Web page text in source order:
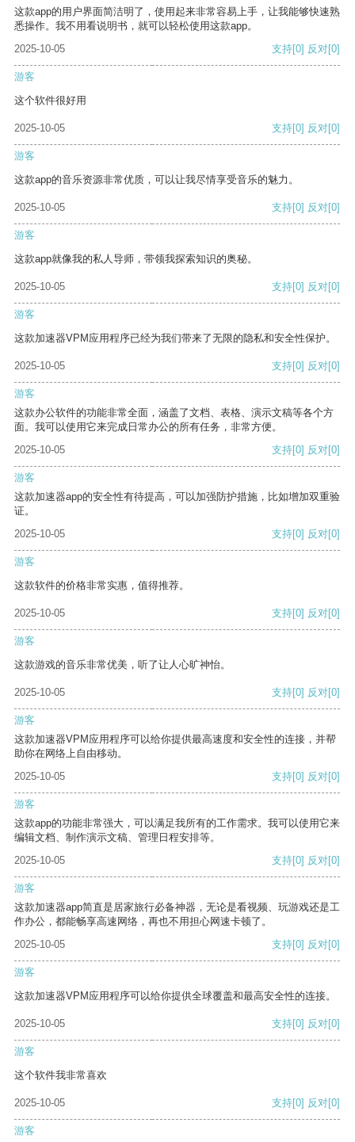
这款app的用户界面简洁明了，使用起来非常容易上手，让我能够快速熟
悉操作。我不用看说明书，就可以轻松使用这款app。
2025-10-05
支持[0] 反对[0]
游客
这个软件很好用
2025-10-05 支持[0] 反对[0]
游客
这款app的音乐资源非常优质，可以让我尽情享受音乐的魅力。
2025-10-05 支持[0] 反对[0]
游客
这款app就像我的私人导师，带领我探索知识的奥秘。
2025-10-05 支持[0] 反对[0]
游客
这款加速器VPM应用程序已经为我们带来了无限的隐私和安全性保护。
2025-10-05 支持[0] 反对[0]
游客
这款办公软件的功能非常全面，涵盖了文档、表格、演示文稿等各个方
面。我可以使用它来完成日常办公的所有任务，非常方便。
2025-10-05
支持[0] 反对[0]
游客
这款加速器app的安全性有待提高，可以加强防护措施，比如增加双重验
证。
2025-10-05
支持[0] 反对[0]
游客
这款软件的价格非常实惠，值得推荐。
2025-10-05 支持[0] 反对[0]
游客
这款游戏的音乐非常优美，听了让人心旷神怡。
2025-10-05 支持[0] 反对[0]
游客
这款加速器VPM应用程序可以给你提供最高速度和安全性的连接，并帮
助你在网络上自由移动。
2025-10-05
支持[0] 反对[0]
游客
这款app的功能非常强大，可以满足我所有的工作需求。我可以使用它来
编辑文档、制作演示文稿、管理日程安排等。
2025-10-05
支持[0] 反对[0]
游客
这款加速器app简直是居家旅行必备神器，无论是看视频、玩游戏还是工
作办公，都能畅享高速网络，再也不用担心网速卡顿了。
2025-10-05
支持[0] 反对[0]
游客
这款加速器VPM应用程序可以给你提供全球覆盖和最高安全性的连接。
2025-10-05 支持[0] 反对[0]
游客
这个软件我非常喜欢
2025-10-05 支持[0] 反对[0]
游客